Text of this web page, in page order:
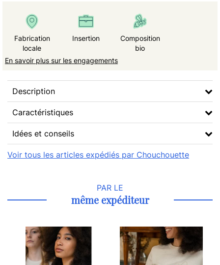
Fabrication
locale
Insertion
Composition
bio
En savoir plus sur les engagements
Description
Caractéristiques
Idées et conseils
Voir tous les articles expédiés par Chouchouette
PAR LE
même expéditeur